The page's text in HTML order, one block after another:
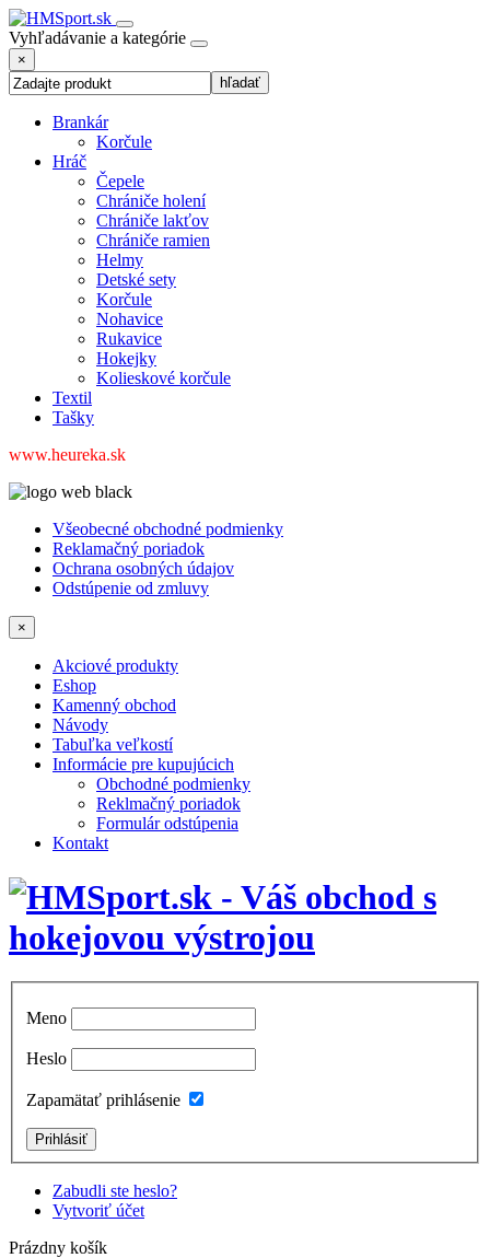
Vyhľadávanie a kategórie
×
Brankár
Korčule
Hráč
Čepele
Chrániče holení
Chrániče lakťov
Chrániče ramien
Helmy
Detské sety
Korčule
Nohavice
Rukavice
Hokejky
Kolieskové korčule
Textil
Tašky
www.heureka.sk
Všeobecné obchodné podmienky
Reklamačný poriadok
Ochrana osobných údajov
Odstúpenie od zmluvy
×
Akciové produkty
Eshop
Kamenný obchod
Návody
Tabuľka veľkostí
Informácie pre kupujúcich
Obchodné podmienky
Reklmačný poriadok
Formulár odstúpenia
Kontakt
Meno
Heslo
Zapamätať prihlásenie
Zabudli ste heslo?
Vytvoriť účet
Prázdny košík